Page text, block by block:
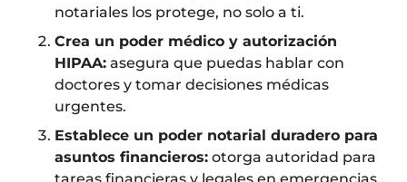
notariales los protege, no solo a ti.
Crea un poder médico y autorización
HIPAA: asegura que puedas hablar con
doctores y tomar decisiones médicas
urgentes.
Establece un poder notarial duradero para
asuntos financieros: otorga autoridad para